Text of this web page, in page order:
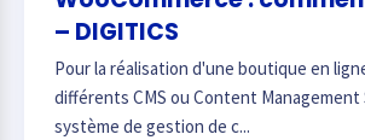
– DIGITICS
Pour la réalisation d'une boutique en
différents CMS ou Content Management
système de gestion de c...